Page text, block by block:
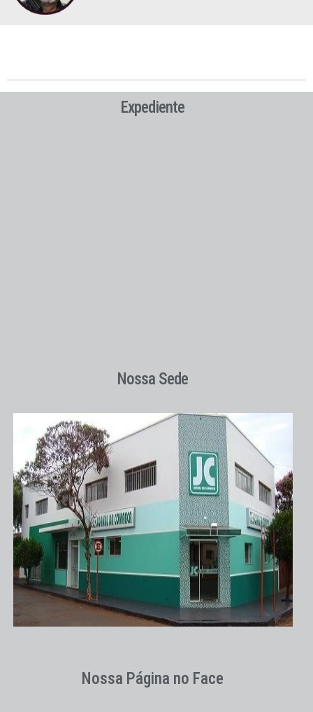
Expediente
Nossa Sede
Nossa Página no Face